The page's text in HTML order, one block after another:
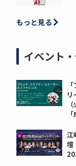
もっと見る
イベント
リ
江
壇